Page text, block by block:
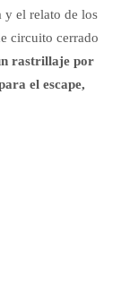
y el relato de los
circuito cerrado
rastrillaje por
el escape,